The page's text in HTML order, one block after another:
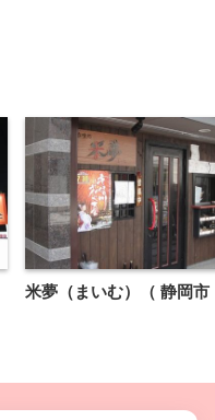
米夢（まいむ）（ 静岡市